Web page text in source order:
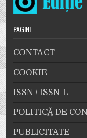
PAGINI
CONTACT
COOKIE
ISSN / ISSN-L
POLITICĂ DE
PUBLICITATE